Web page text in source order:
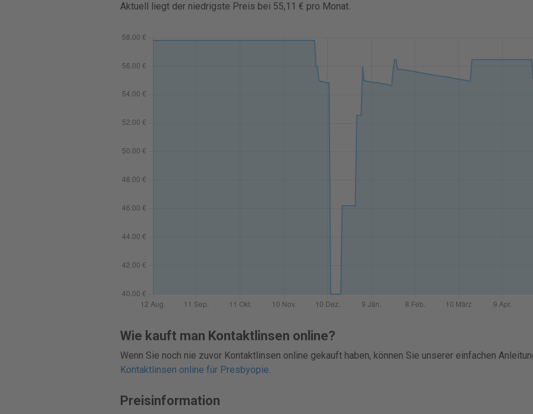
Aktuell liegt der niedrigste Preis bei 55,11 € pro Monat.
Wie kauft man Kontaktlinsen online?
Wenn Sie noch nie zuvor Kontaktlinsen online gekauft haben, können Sie unserer einfachen
Kontaktlinsen online für Presbyopie.
Preisinformation